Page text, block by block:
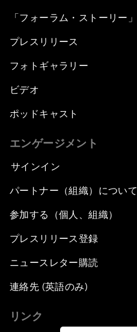
「フォーラム・ストーリー」
プレスリリース
フォトギャラリー
ビデオ
ポッドキャスト
エンゲージメント
サインイン
パートナー（組織）について
参加する（個人、組織）
プレスリリース登録
ニュースレター購読
連絡先 (英語のみ)
リンク